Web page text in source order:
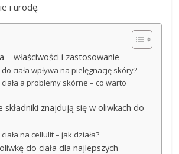
i urodę.
– właściwości i zastosowanie
ciała wpływa na pielęgnację skóry?
a problemy skórne – co warto
składniki znajdują się w oliwkach do
na cellulit – jak działa?
do ciała dla najlepszych